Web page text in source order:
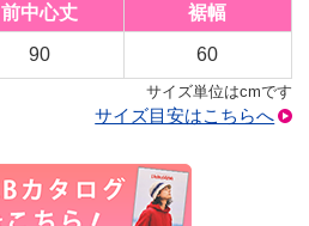
前中心丈 裾幅
90 60
サイズ単位はcmです
サイズ目安はこちらへ